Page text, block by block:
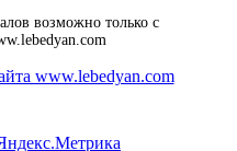
возможно только с